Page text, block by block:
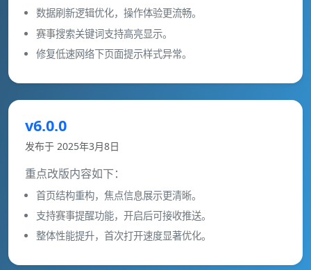
数据刷新逻辑优化，操作体验更流畅。
赛事搜索关键词支持高亮显示。
修复低速网络下页面提示样式异常。
v6.0.0
发布于 2025年3月8日
重点改版内容如下：
首页结构重构，焦点信息展示更清晰。
支持赛事提醒功能，开启后可接收推送。
整体性能提升，首次打开速度显著优化。